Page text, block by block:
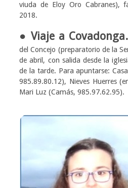
viuda de Eloy Oro Cabranes),
2018.
● Viaje a Covadonga.
del Concejo (preparatorio de la
de abril, con salida desde la
de la tarde. Para apuntarse:
985.89.80.12), Nieves Huerres
Mari Luz (Camás, 985.97.62.95).